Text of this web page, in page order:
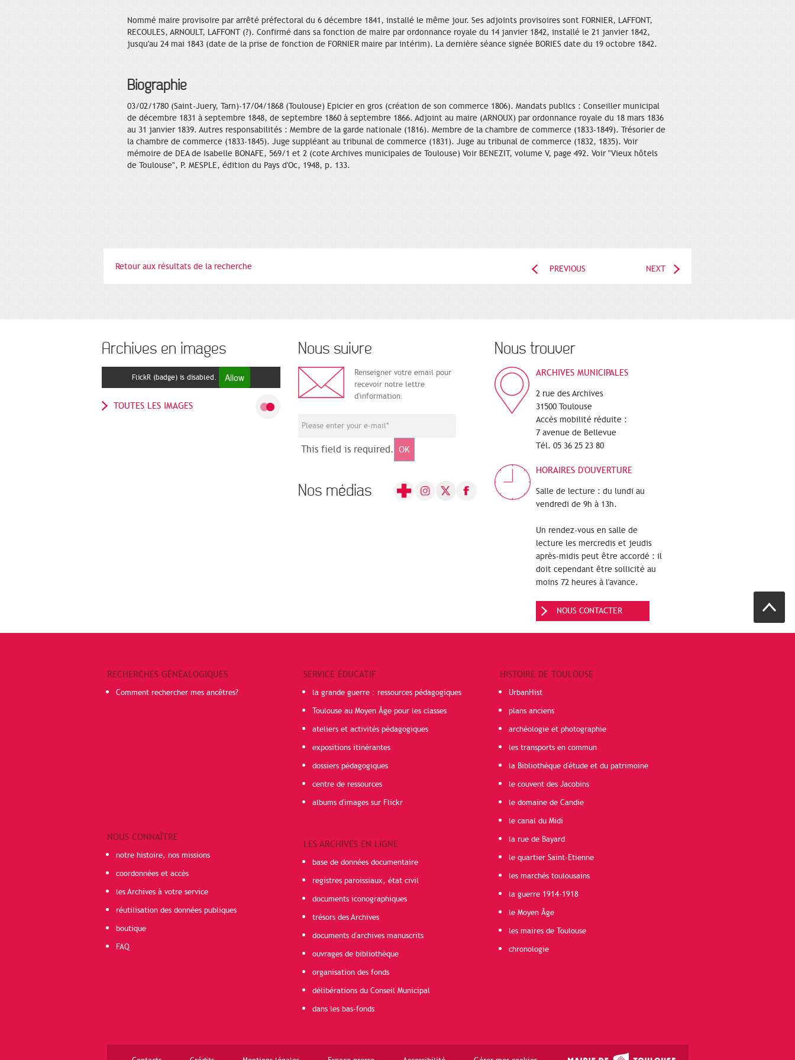
Nommé maire provisoire par arrêté préfectoral du 6 décembre 1841, installé le même jour. Ses adjoints provisoires sont FORNIER, LAFFONT,
RECOULES, ARNOULT, LAFFONT (?). Confirmé dans sa fonction de maire par ordonnance royale du 14 janvier 1842, installé le 21 janvier 1842,
jusqu'au 24 mai 1843 (date de la prise de fonction de FORNIER maire par intérim). La dernière séance signée BORIES date du 19 octobre 1842.
Biographie
03/02/1780 (Saint-Juery, Tarn)-17/04/1868 (Toulouse) Epicier en gros (création de son commerce 1806). Mandats publics : Conseiller municipal
de décembre 1831 à septembre 1848, de septembre 1860 à septembre 1866. Adjoint au maire (ARNOUX) par ordonnance royale du 18 mars 1836
au 31 janvier 1839. Autres responsabilités : Membre de la garde nationale (1816). Membre de la chambre de commerce (1833-1849). Trésorier de
la chambre de commerce (1833-1845). Juge suppléant au tribunal de commerce (1831). Juge au tribunal de commerce (1832, 1835). Voir
mémoire de DEA de Isabelle BONAFE, 569/1 et 2 (cote Archives municipales de Toulouse) Voir BENEZIT, volume V, page 492. Voir "Vieux hôtels
de Toulouse", P. MESPLE, édition du Pays d'Oc, 1948, p. 133.
Retour aux résultats de la recherche PREVIOUS NEXT
Archives en images
FlickR (badge) is disabled. Allow
TOUTES LES IMAGES
Nous suivre
Renseigner votre email pour
recevoir notre lettre
d'information.
This field is required. OK
Nos médias
Nous trouver
ARCHIVES MUNICIPALES
2 rue des Archives
31500 Toulouse
Accès mobilité réduite :
7 avenue de Bellevue
Tél. 05 36 25 23 80
HORAIRES D'OUVERTURE
Salle de lecture : du lundi au
vendredi de 9h à 13h.
Un rendez-vous en salle de
lecture les mercredis et jeudis
après-midis peut être accordé : il
doit cependant être sollicité au
moins 72 heures à l'avance.
NOUS CONTACTER
RECHERCHES GÉNÉALOGIQUES
Comment rechercher mes ancêtres?
NOUS CONNAÎTRE
notre histoire, nos missions
coordonnées et accès
les Archives à votre service
réutilisation des données publiques
boutique
FAQ
SERVICE ÉDUCATIF
la grande guerre : ressources pédagogiques
Toulouse au Moyen Âge pour les classes
ateliers et activités pédagogiques
expositions itinérantes
dossiers pédagogiques
centre de ressources
albums d'images sur Flickr
LES ARCHIVES EN LIGNE
base de données documentaire
registres paroissiaux, état civil
documents iconographiques
trésors des Archives
documents d'archives manuscrits
ouvrages de bibliothèque
organisation des fonds
délibérations du Conseil Municipal
dans les bas-fonds
HISTOIRE DE TOULOUSE
UrbanHist
plans anciens
archéologie et photographie
les transports en commun
la Bibliothèque d'étude et du patrimoine
le couvent des Jacobins
le domaine de Candie
le canal du Midi
la rue de Bayard
le quartier Saint-Etienne
les marchés toulousains
la guerre 1914-1918
le Moyen Âge
les maires de Toulouse
chronologie